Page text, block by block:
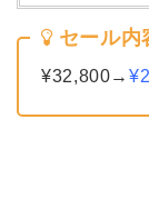
セール内
¥32,800→